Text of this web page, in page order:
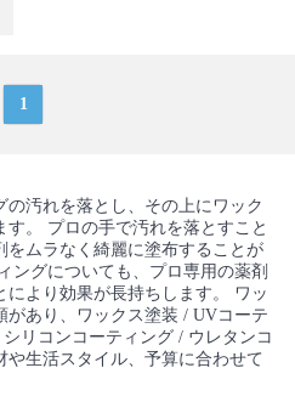
1
の汚れを落とし、その上にワック
。 プロの手で汚れを落とすこと
をムラなく綺麗に塗布することが
ングについても、プロ専用の薬剤
より効果が長持ちします。 ワッ
があり、ワックス塗装 / UVコーテ
リコンコーティング / ウレタンコ
や生活スタイル、予算に合わせて